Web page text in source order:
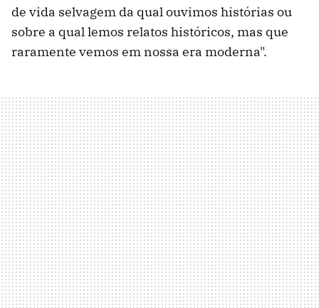
de vida selvagem da qual ouvimos histórias ou
sobre a qual lemos relatos históricos, mas que
raramente vemos em nossa era moderna".